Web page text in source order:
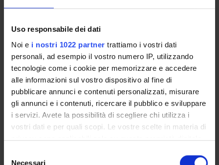
Uso responsabile dei dati
Noi e i nostri 1022 partner trattiamo i vostri dati
personali, ad esempio il vostro numero IP, utilizzando
tecnologie come i cookie per memorizzare e accedere
alle informazioni sul vostro dispositivo al fine di
pubblicare annunci e contenuti personalizzati, misurare
gli annunci e i contenuti, ricercare il pubblico e sviluppare
i servizi. Avete la possibilità di scegliere chi utilizza i
vostri dati e per quali scopi. Le vostre scelte in materia di
privacy sono applicabili solo su questa proprietà digitale
modificare o revocare il proprio consenso in qualsiasi
Necessari
COURSES
PHD PROGRAMMES AND POSTGRADUATE
TRAINING
People
Places
Calendar